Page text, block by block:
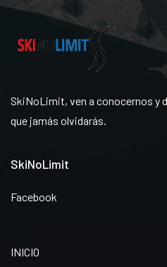
SkiNoLimit, ven a conocernos y
que jamás olvidarás.
SkiNoLimit
Facebook
INICIO